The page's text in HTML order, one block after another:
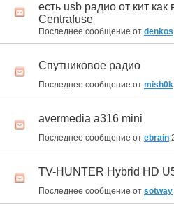
есть usb радио от кит как
Centrafuse
Последнее сообщение от denkos
Спутниковое радио
Последнее сообщение от mish0k
avermedia a316 mini
Последнее сообщение от ebrain
TV-HUNTER Hybrid HD
Последнее сообщение от sotway